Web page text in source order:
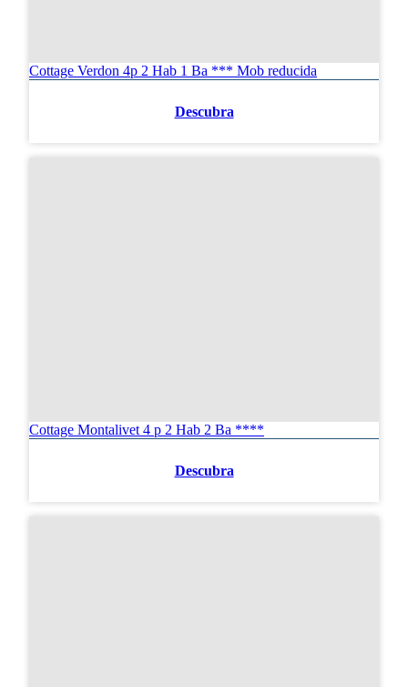
Cottage Verdon 4p 2 Hab 1 Ba *** Mob reducida
Descubra
Cottage Montalivet 4 p 2 Hab 2 Ba ****
Descubra